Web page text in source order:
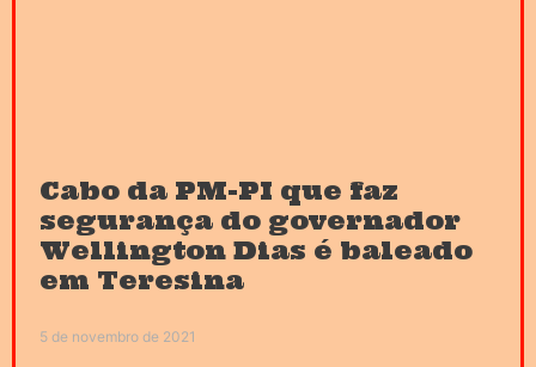
Cabo da PM-PI que faz
segurança do governador
Wellington Dias é baleado
em Teresina
5 de novembro de 2021